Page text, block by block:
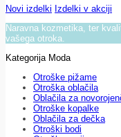
Novi izdelki Izdelki v akciji
Naravna kozmetika, ter
vašega otroka.
Kategorija Moda
Otroške pižame
Otroška oblačila
Oblačila za
Otroške kopalke
Oblačila za dečka
Otroški bodi